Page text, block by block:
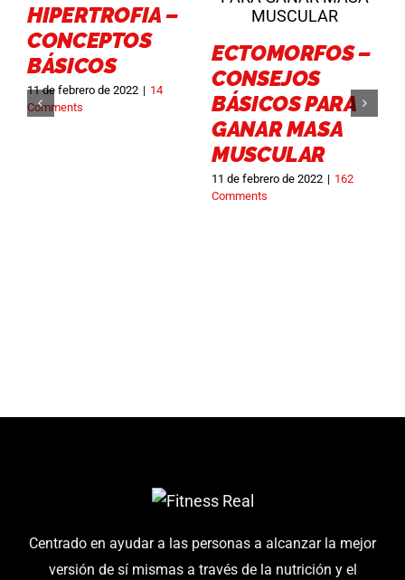
HIPERTROFIA –
CONCEPTOS
BÁSICOS
11 de febrero de 2022 | 14
Comments
ECTOMORFOS –
CONSEJOS
BÁSICOS PARA
GANAR MASA
MUSCULAR
11 de febrero de 2022 | 162
Comments
Centrado en ayudar a las personas a alcanzar la mejor
versión de sí mismas a través de la nutrición y el